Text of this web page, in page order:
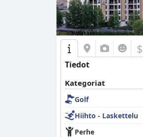
$
Tiedot
Kategoriat
Golf
Hiihto - Laskettelu
Perhe